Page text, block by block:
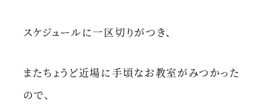
スケジュールに一区切りがつき、
またちょうど近場に手頃なお教室がみつかった
ので、